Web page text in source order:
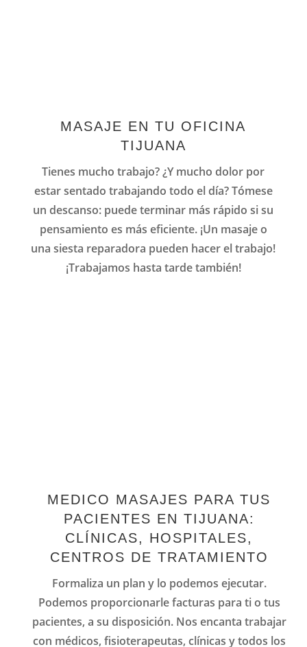
MASAJE EN TU OFICINA
TIJUANA
Tienes mucho trabajo? ¿Y mucho dolor por
estar sentado trabajando todo el día?Tómese
un descanso: puede terminar más rápido si su
pensamiento es más eficiente. ¡Un masaje o
una siesta reparadora pueden hacer el trabajo!
¡Trabajamos hasta tarde también!
MEDICO MASAJES PARA TUS
PACIENTES EN TIJUANA:
CLÍNICAS, HOSPITALES,
CENTROS DE TRATAMIENTO
Formaliza un plan y lo podemos ejecutar.
Podemos proporcionarle facturas para ti o tus
pacientes, a su disposición. Nos encanta trabajar
con médicos, fisioterapeutas, clínicas y todos los